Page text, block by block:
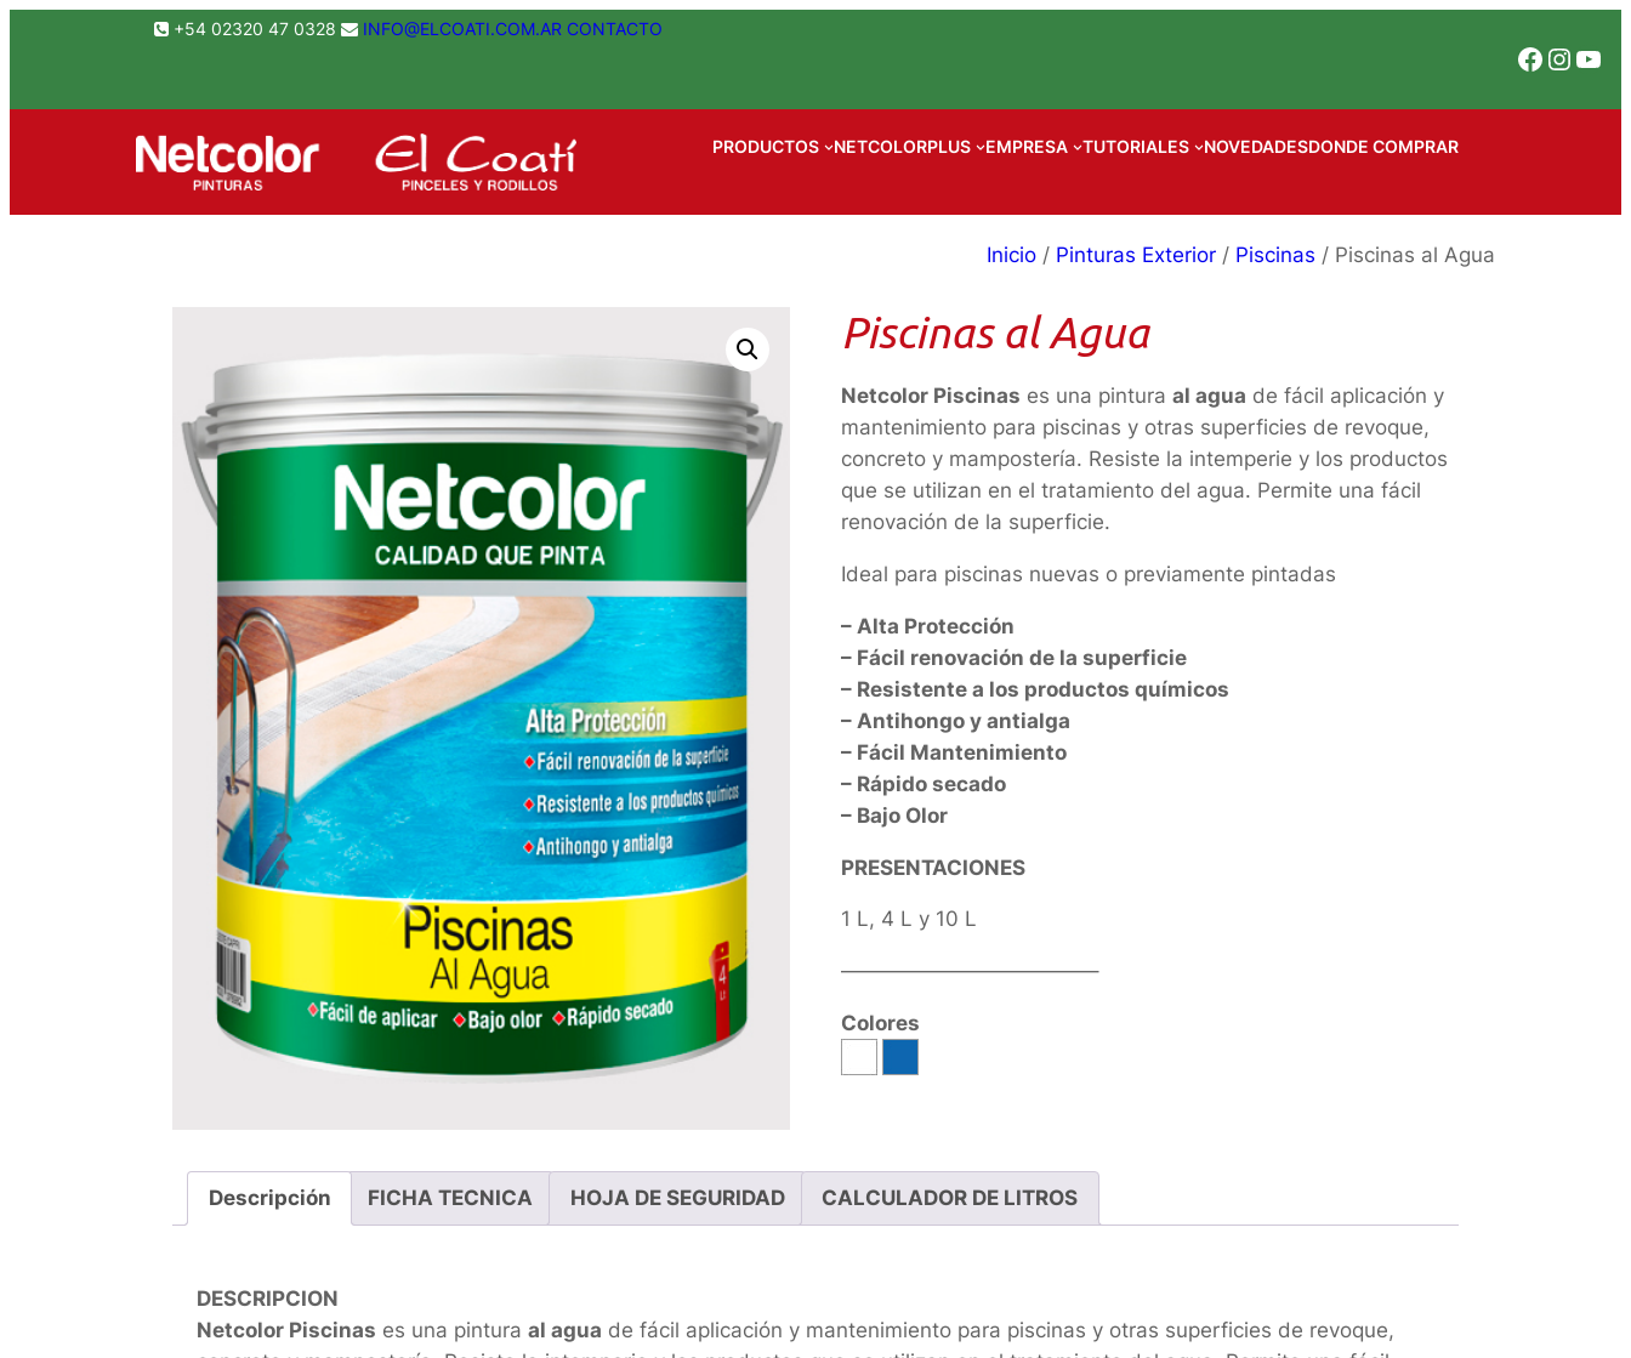
+54 02320 47 0328 INFO@ELCOATI.COM.AR CONTACTO
Facebook Instagram YouTube
PRODUCTOS NETCOLORPLUS EMPRESA TUTORIALES NOVEDADESDONDE COMPRAR
Inicio / Pinturas Exterior / Piscinas / Piscinas al Agua
Piscinas al Agua
Netcolor Piscinas es una pinturaal agua de fácil aplicación y
mantenimiento para piscinas y otras superficies de revoque,
concreto y mampostería. Resiste la intemperie y los productos
que se utilizan en el tratamiento del agua. Permite una fácil
renovación de la superficie.
Ideal para piscinas nuevas o previamente pintadas
– Alta Protección
– Fácil renovación de la superficie
– Resistente a los productos químicos
– Antihongo y antialga
– Fácil Mantenimiento
– Rápido secado
– Bajo Olor
PRESENTACIONES
1 L, 4 L y 10 L
————————————–
Colores
Descripción FICHA TECNICA HOJA DE SEGURIDAD CALCULADOR DE LITROS
DESCRIPCION
Netcolor Piscinas es una pintura al agua de fácil aplicación y mantenimiento para piscinas y otras superficies de revoque,